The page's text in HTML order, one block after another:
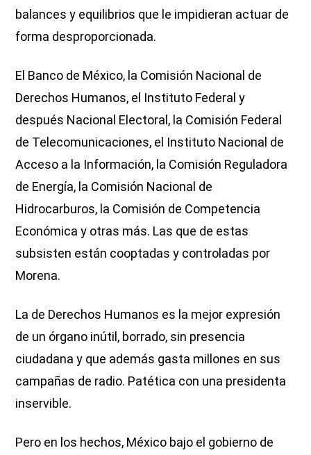
balances y equilibrios que le impidieran actuar de
forma desproporcionada.
El Banco de México, la Comisión Nacional de
Derechos Humanos, el Instituto Federal y
después Nacional Electoral, la Comisión Federal
de Telecomunicaciones, el Instituto Nacional de
Acceso a la Información, la Comisión Reguladora
de Energía, la Comisión Nacional de
Hidrocarburos, la Comisión de Competencia
Económica y otras más. Las que de estas
subsisten están cooptadas y controladas por
Morena.
La de Derechos Humanos es la mejor expresión
de un órgano inútil, borrado, sin presencia
ciudadana y que además gasta millones en sus
campañas de radio. Patética con una presidenta
inservible.
Pero en los hechos, México bajo el gobierno de